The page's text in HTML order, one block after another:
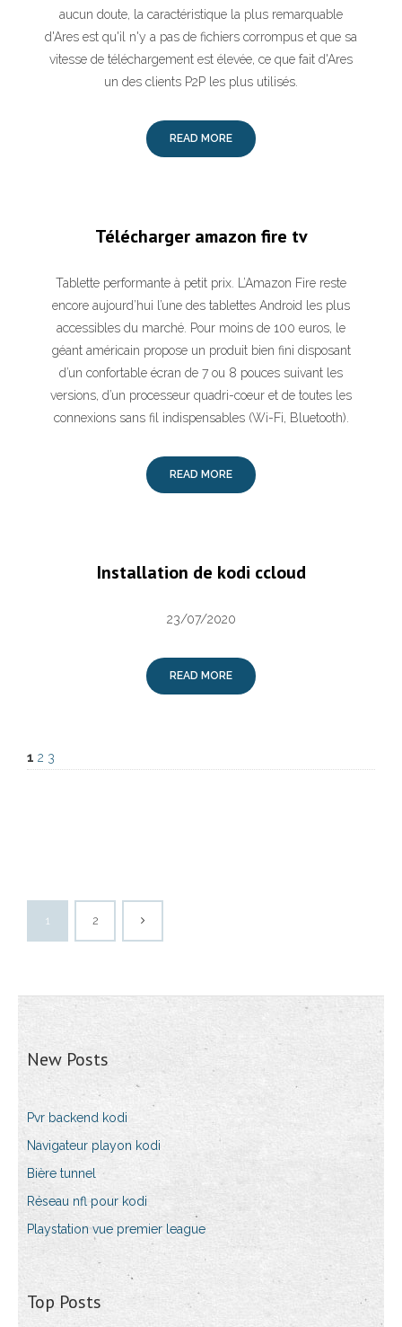
aucun doute, la caractéristique la plus remarquable
d'Ares est qu'il n'y a pas de fichiers corrompus et que sa
vitesse de téléchargement est élevée, ce que fait d'Ares
un des clients P2P les plus utilisés.
READ MORE
Télécharger amazon fire tv
Tablette performante à petit prix. L’Amazon Fire reste
encore aujourd’hui l’une des tablettes Android les plus
accessibles du marché. Pour moins de 100 euros, le
géant américain propose un produit bien fini disposant
d’un confortable écran de 7 ou 8 pouces suivant les
versions, d’un processeur quadri-coeur et de toutes les
connexions sans fil indispensables (Wi-Fi, Bluetooth).
READ MORE
Installation de kodi ccloud
23/07/2020
READ MORE
1 2 3
1 2
New Posts
Pvr backend kodi
Navigateur playon kodi
Bière tunnel
Réseau nfl pour kodi
Playstation vue premier league
Top Posts